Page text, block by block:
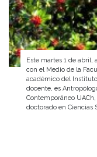
Este martes 1 de
con el Medio de la
académico del
docente, es
Contemporáneo
doctorado en Ciencias